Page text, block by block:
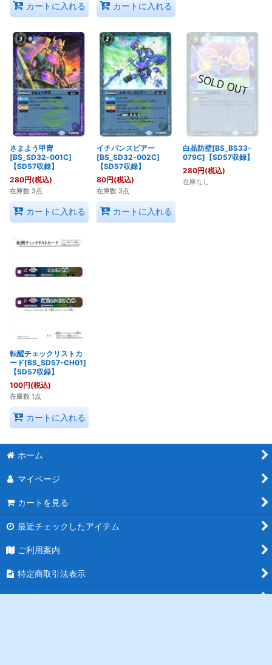
カートに入れる カートに入れる
さまよう甲冑
[BS_SD32-001C]
【SD57収録】
280円(税込)
在庫数 3点
カートに入れる
イチバンスピアー
[BS_SD32-002C]
【SD57収録】
80円(税込)
在庫数 3点
カートに入れる
白晶防壁[BS_BS33-
079C]【SD57収録】
280円(税込)
在庫なし
転醒チェックリストカ
ード[BS_SD57-CH01]
【SD57収録】
100円(税込)
在庫数 1点
カートに入れる
ホーム
マイページ
カートを見る
最近チェックしたアイテム
ご利用案内
特定商取引法表示
お問い合わせ